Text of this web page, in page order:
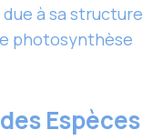
à sa structure
photosynthèse
Espèces